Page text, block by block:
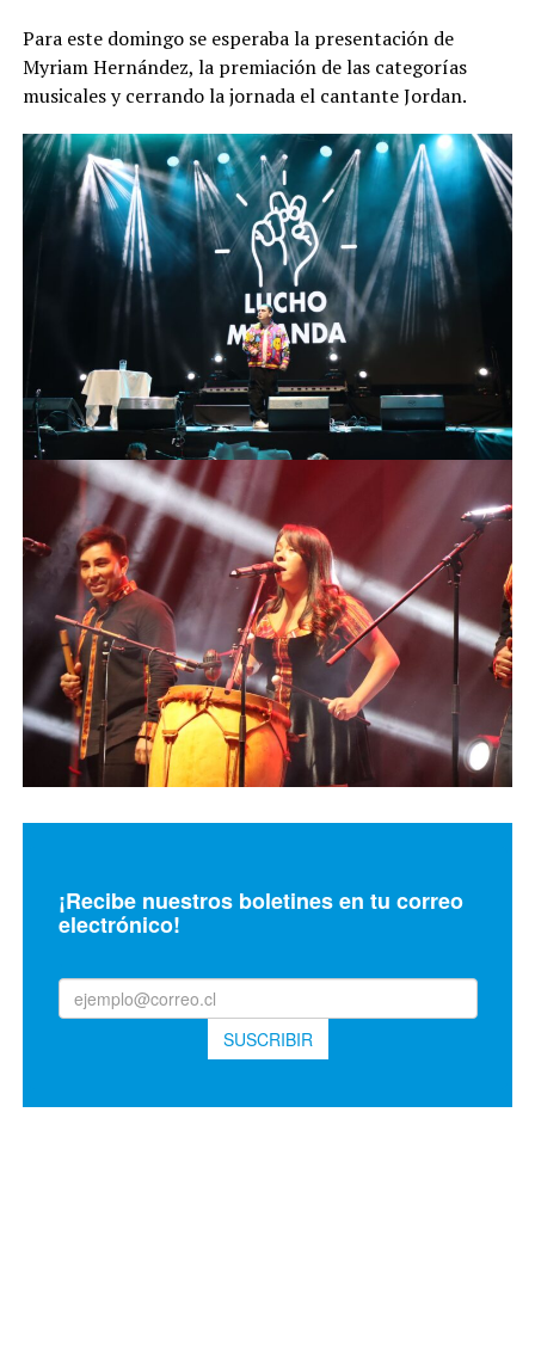
Para este domingo se esperaba la presentación de
Myriam Hernández, la premiación de las categorías
musicales y cerrando la jornada el cantante Jordan.